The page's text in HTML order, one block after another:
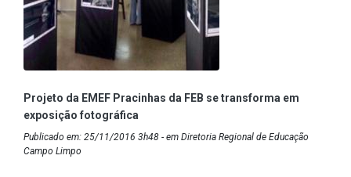
Projeto da EMEF Pracinhas da FEB se transforma em
exposição fotográfica
Publicado em: 25/11/2016 3h48 - em Diretoria Regional de Educação
Campo Limpo